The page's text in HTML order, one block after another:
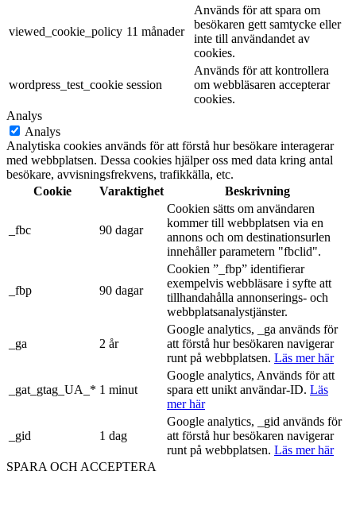
viewed_cookie_policy 11 månader
Används för att spara om
besökaren gett samtycke eller
inte till användandet av
cookies.
wordpress_test_cookie session
Används för att kontrollera
om webbläsaren accepterar
cookies.
Analys
Analys
Analytiska cookies används för att förstå hur besökare interagerar
med webbplatsen. Dessa cookies hjälper oss med data kring antal
besökare, avvisningsfrekvens, trafikkälla, etc.
Cookie
Varaktighet Beskrivning
_fbc 90 dagar
Cookien sätts om användaren
kommer till webbplatsen via en
annons och om destinationsurlen
innehåller parametern "fbclid".
_fbp 90 dagar
Cookien ”_fbp” identifierar
exempelvis webbläsare i syfte att
tillhandahålla annonserings- och
webbplatsanalystjänster.
_ga 2 år
Google analytics, _ga används för
att förstå hur besökaren navigerar
runt på webbplatsen. Läs mer här
_gat_gtag_UA_* 1 minut
Google analytics, Används för att
spara ett unikt användar-ID. Läs
mer här
_gid 1 dag
Google analytics, _gid används för
att förstå hur besökaren navigerar
runt på webbplatsen. Läs mer här
SPARA OCH ACCEPTERA